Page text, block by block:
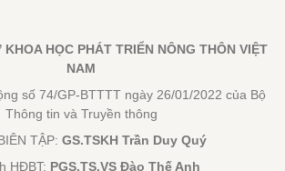
HỌC PHÁT TRIỂN NÔNG THÔN VIỆT
NAM
số 74/GP-BTTTT ngày 26/01/2022 của Bộ
Thông tin và Truyền thông
TẬP: GS.TSKH Trần Duy Quý
HĐBT: PGS.TS.VS Đào Thế Anh